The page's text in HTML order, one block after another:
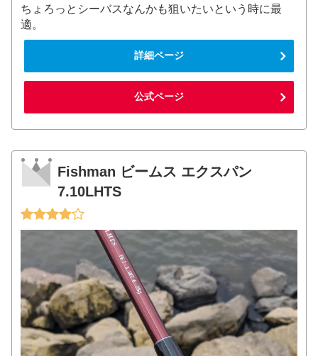
ちょろっとシーバスなんかも狙いたいという時に最
適。
詳細ページ
公式ページ
Fishman ビームス エクスパン
7.10LHTS